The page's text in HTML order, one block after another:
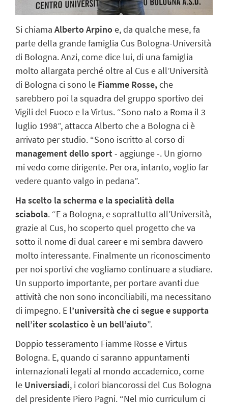
Si chiama Alberto Arpinoe, da qualche mese, fa
parte della grande famiglia Cus Bologna-Università
di Bologna. Anzi, come dice lui, di una famiglia
molto allargata perché oltre al Cus e all’Università
di Bologna ci sono le Fiamme Rosse, che
sarebbero poi la squadra del gruppo sportivo dei
Vigili del Fuoco e la Virtus. “Sono nato a Roma il 3
luglio 1998”, attacca Alberto che a Bologna ci è
arrivato per studio. “Sono iscritto al corso di
management dello sport- aggiunge -. Un giorno
mi vedo come dirigente. Per ora, intanto, voglio far
vedere quanto valgo in pedana”.
Ha scelto la scherma e la specialità della
sciabola. “E a Bologna, e soprattutto all’Università,
grazie al Cus, ho scoperto quel progetto che va
sotto il nome di dual career e mi sembra davvero
molto interessante. Finalmente un riconoscimento
per noi sportivi che vogliamo continuare a studiare.
Un supporto importante, per portare avanti due
attività che non sono inconciliabili, ma necessitano
di impegno. E l’università che ci segue e supporta
nell’iter scolastico è un bell’aiuto”.
Doppio tesseramento Fiamme Rosse e Virtus
Bologna. E, quando ci saranno appuntamenti
internazionali legati al mondo accademico, come
le Universiadi, i colori biancorossi del Cus Bologna
del presidente Piero Pagni. “Nel mio curriculum ci